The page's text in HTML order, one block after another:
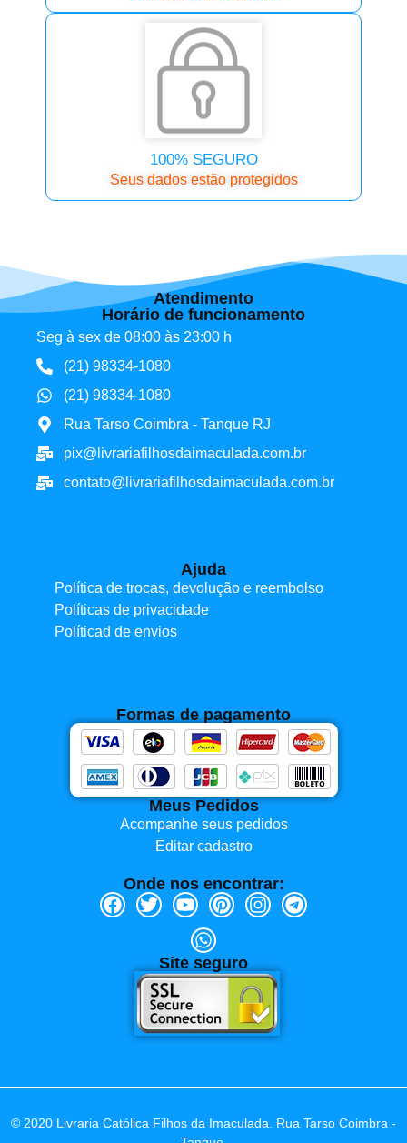
100% SEGURO
Seus dados estão protegidos
Atendimento
Horário de funcionamento
Seg à sex de 08:00 às 23:00 h
(21) 98334-1080
(21) 98334-1080
Rua Tarso Coimbra - Tanque RJ
pix@livrariafilhosdaimaculada.com.br
contato@livrariafilhosdaimaculada.com.br
Ajuda
Política de trocas, devolução e reembolso
Políticas de privacidade
Políticad de envios
Formas de pagamento
Meus Pedidos
Acompanhe seus pedidos
Editar cadastro
Onde nos encontrar:
Site seguro
© 2020 Livraria Católica Filhos da Imaculada. Rua Tarso Coimbra -